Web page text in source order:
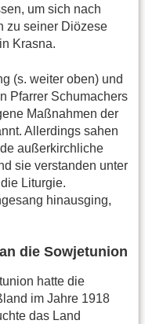
um sich nach
zu seiner Diözese
Krasna.
(s. weiter oben) und
Pfarrer Schumachers
Maßnahmen der
Allerdings sahen
außerkirchliche
sie verstanden unter
Liturgie.
hinausging,
die Sowjetunion
hatte die
im Jahre 1918
das Land